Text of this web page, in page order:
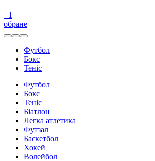
+1
обране
Футбол
Бокс
Теніс
Футбол
Бокс
Теніс
Біатлон
Легка атлетика
Футзал
Баскетбол
Хокей
Волейбол